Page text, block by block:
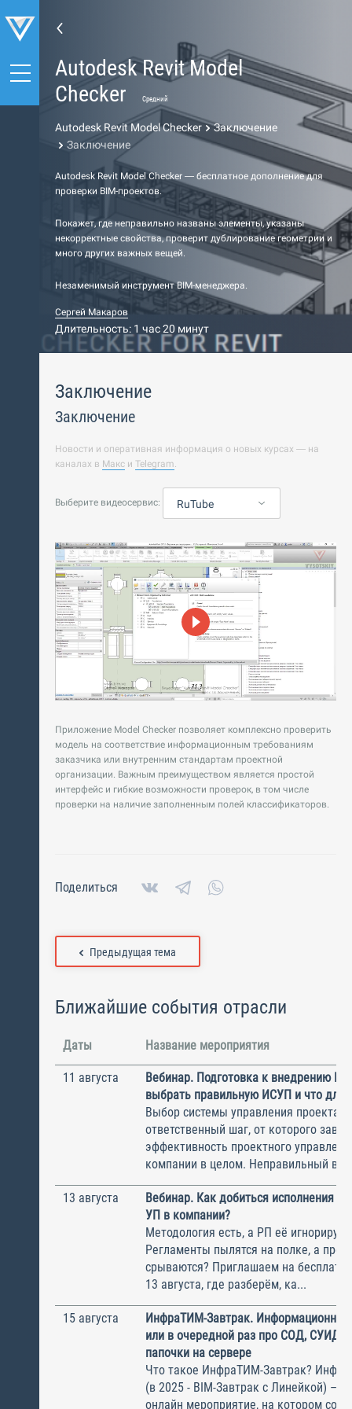
Autodesk Revit Model
Checker
Средний
Autodesk Revit Model Checker
Заключение
Заключение
Autodesk Revit Model Checker — бесплатное дополнение для
проверки BIM-проектов.
Покажет, где неправильно названы элементы, указаны
некорректные свойства, проверит дублирование геометрии и
много других важных вещей.
Незаменимый инструмент BIM-менеджера.
Сергей Макаров
Длительность: 1 час 20 минут
Заключение
Заключение
Новости и оперативная информация о новых курсах — на
каналах в Макс и Telegram.
Выберите видеосервис: RuTube
Приложение Model Checker позволяет комплексно проверить
модель на соответствие информационным требованиям
заказчика или внутренним стандартам проектной
организации. Важным преимуществом является простой
интерфейс и гибкие возможности проверок, в том числе
проверки на наличие заполненным полей классификаторов.
Поделиться
Предыдущая тема
Ближайшие события отрасли
Даты Название мероприятия
11 августа
Вебинар. Подготовка к внедрению
выбрать правильную ИСУП и что для
Выбор системы управления
ответственный шаг, от которого
эффективность проектного
компании в целом. Неправильный
13 августа
Вебинар. Как добиться исполнения
УП в компании?
Методология есть, а РП её
Регламенты пылятся на полке, а
срываются? Приглашаем на
13 августа, где разберём, ка...
15 августа
ИнфраТИМ-Завтрак.
или в очередной раз про СОД, СУИД и
папочки на сервере
Что такое ИнфраТИМ-Завтрак?
(в 2025 - BIM-Завтрак с Линейкой) –
онлайн мероприятие, на котором